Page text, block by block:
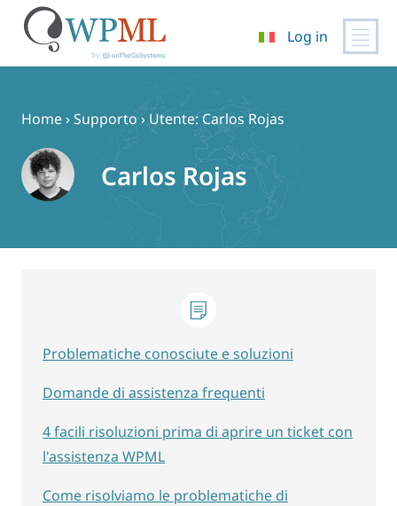
contenuto
Log in
Home›Supporto › Utente: Carlos Rojas
Carlos Rojas
Problematiche conosciute e soluzioni
Domande di assistenza frequenti
4 facili risoluzioni prima di aprire un ticket con
l'assistenza WPML
Come risolviamo le problematiche di